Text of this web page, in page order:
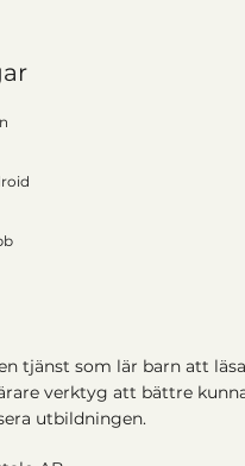
tjänst som lär barn att
verktyg att bättre
utbildningen.